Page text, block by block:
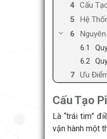
Cấu
Hệ
Ưu
Cấu Tạo
Là “trái tim”
vận hành một